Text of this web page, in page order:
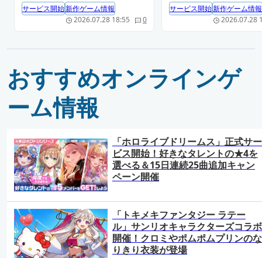
サービス開始新作ゲーム情報
2026.07.28 18:55
0
サービス開始新作ゲーム情報
2026.07.28
おすすめオンラインゲ
ーム情報
「ホロライブドリームス」正式サー
ビス開始！好きなタレントの★4を
選べる＆15日連続25曲追加キャン
ペーン開催
「トキメキファンタジー ラテー
ル」サンリオキャラクターズコラボ
開催！クロミやポムポムプリンのな
りきり衣装が登場